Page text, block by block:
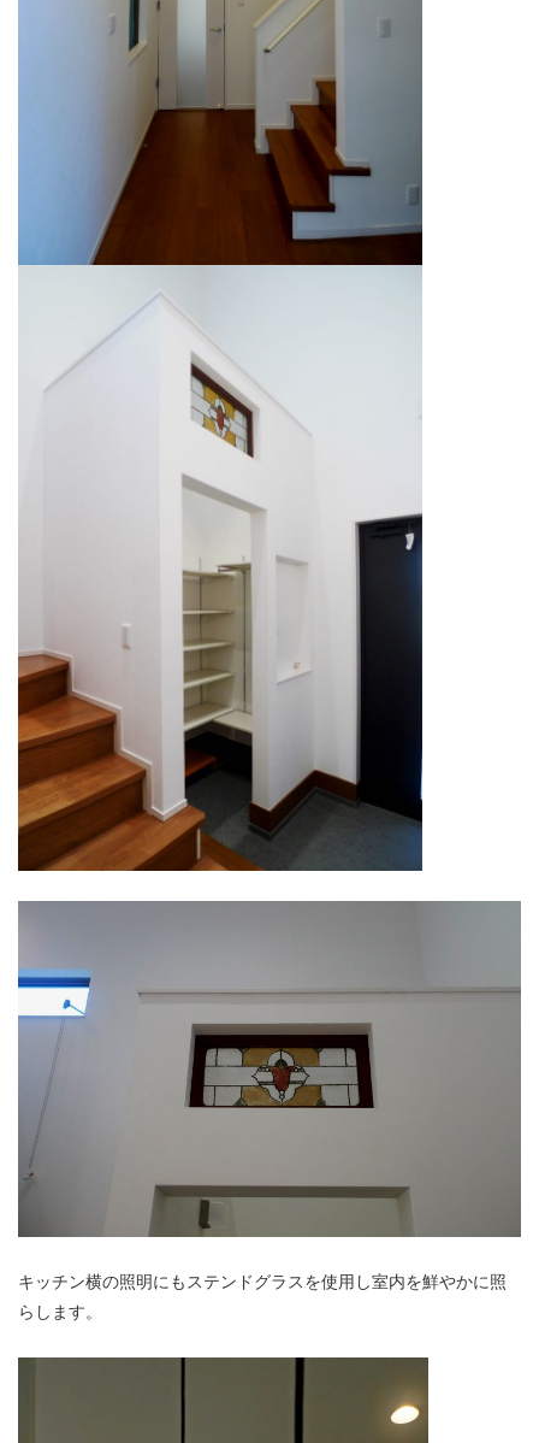
キッチン横の照明にもステンドグラスを使用し室内を鮮やかに照
らします。